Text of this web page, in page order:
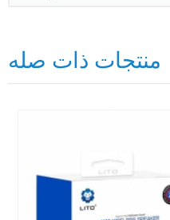
منتجات ذات صله